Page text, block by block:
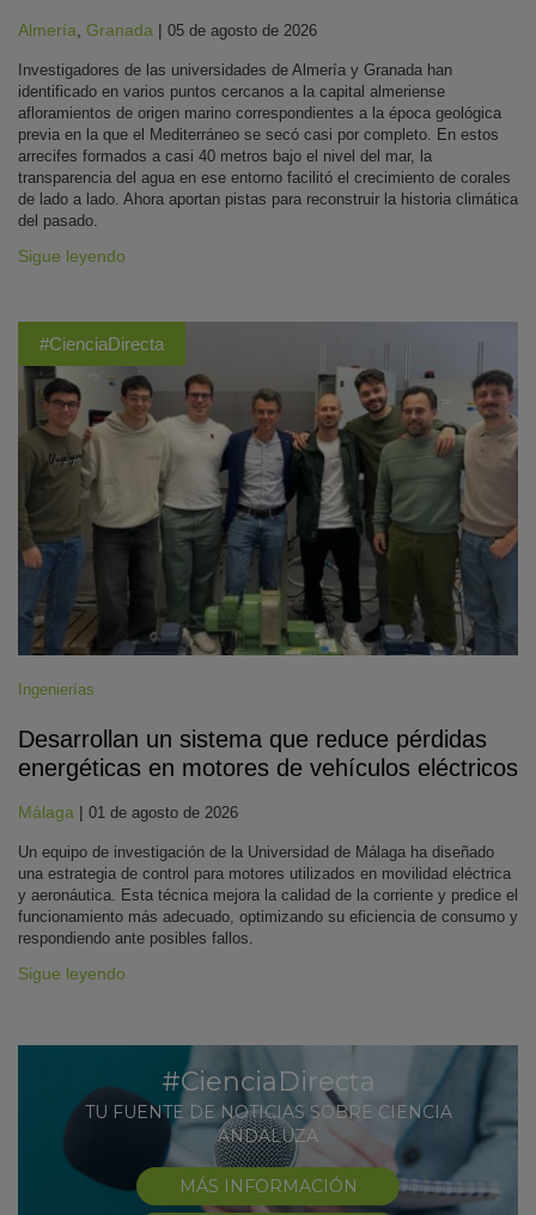
Almería Granada | 05 de agosto de 2026
Investigadores de las universidades de Almería y Granada han
identificado en varios puntos cercanos a la capital almeriense
afloramientos de origen marino correspondientes a la época geológica
previa en la que el Mediterráneo se secó casi por completo. En estos
arrecifes formados a casi 40 metros bajo el nivel del mar, la
transparencia del agua en ese entorno facilitó el crecimiento de corales
de lado a lado. Ahora aportan pistas para reconstruir la historia climática
del pasado.
Sigue leyendo
#CienciaDirecta
Ingenierías
Desarrollan un sistema que reduce pérdidas
energéticas en motores de vehículos eléctricos
Málaga | 01 de agosto de 2026
Un equipo de investigación de la Universidad de Málaga ha diseñado
una estrategia de control para motores utilizados en movilidad eléctrica
y aeronáutica. Esta técnica mejora la calidad de la corriente y predice el
funcionamiento más adecuado, optimizando su eficiencia de consumo y
respondiendo ante posibles fallos.
Sigue leyendo
#CienciaDirecta
TU FUENTE DE NOTICIAS SOBRE CIENCIA
ANDALUZA
MÁS INFORMACIÓN